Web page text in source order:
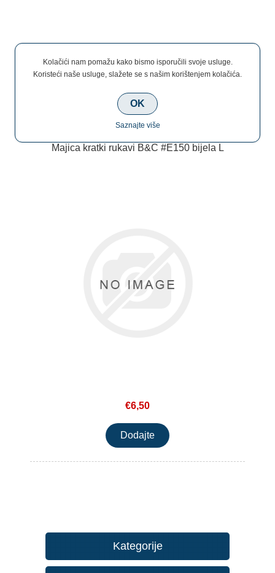
€6,50
Majica kratki rukavi B&C #E150 bijela L
€6,50
Kategorije
Kolačići nam pomažu kako bismo isporučili svoje usluge.
Koristeći naše usluge, slažete se s našim korištenjem kolačića.
OK
Saznajte više